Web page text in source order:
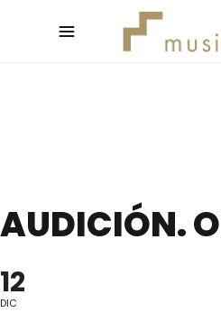
AUDICIÓN.
12
DIC